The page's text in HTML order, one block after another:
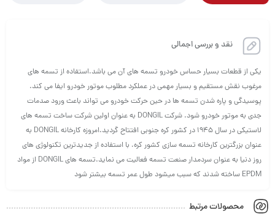
نقد و بررسی اجمالی
یکی از قطعات بسیار حساس خودرو تسمه های آن می باشد.استفاده از تسمه های
مرغوب نقش مستقیم و بسیار مهمی در عملکرد مطلوب موتور خودرو ایفا می کند.
پوسیدگی و پاره شدن تسمه ها در حین حرکت خودرو می تواند باعث ورود صدمات
جدی به موتور خودرو شود. شرکت DONGIL به عنوان اولین شرکت ساخت تسمه های
لاستیکی در سال 1945 در کشور کره جنوبی افتتاح گردید.امروزه کارخانه DONGIL به
عنوان بزرگترین کارخانه تسمه سازی کشور کره، با استفاده از جدیدترین تکنولوژی های
روز دنیا به عنوان سردمدار صنعت تسمه فعالیت می نماید.تسمه های DONGIL از مواد
EPDM ساخته شدند که سبب میشود طول عمر تسمه بیشتر شود
محصولات مرتبط